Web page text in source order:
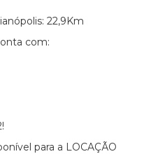
22,9Km
com:
para a LOCAÇÃO